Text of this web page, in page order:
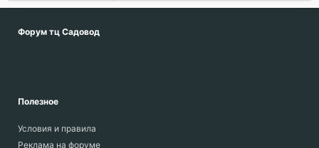
Форум тц Садовод
Полезное
Условия и правила
Реклама на форуме